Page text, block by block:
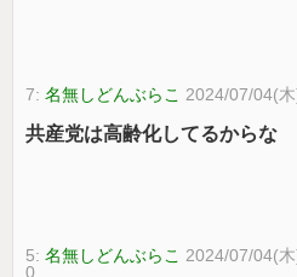
7:名無しどんぶらこ 2024/07/04(
共産党は高齢化してるからな
5:名無しどんぶらこ 2024/07/04(
0